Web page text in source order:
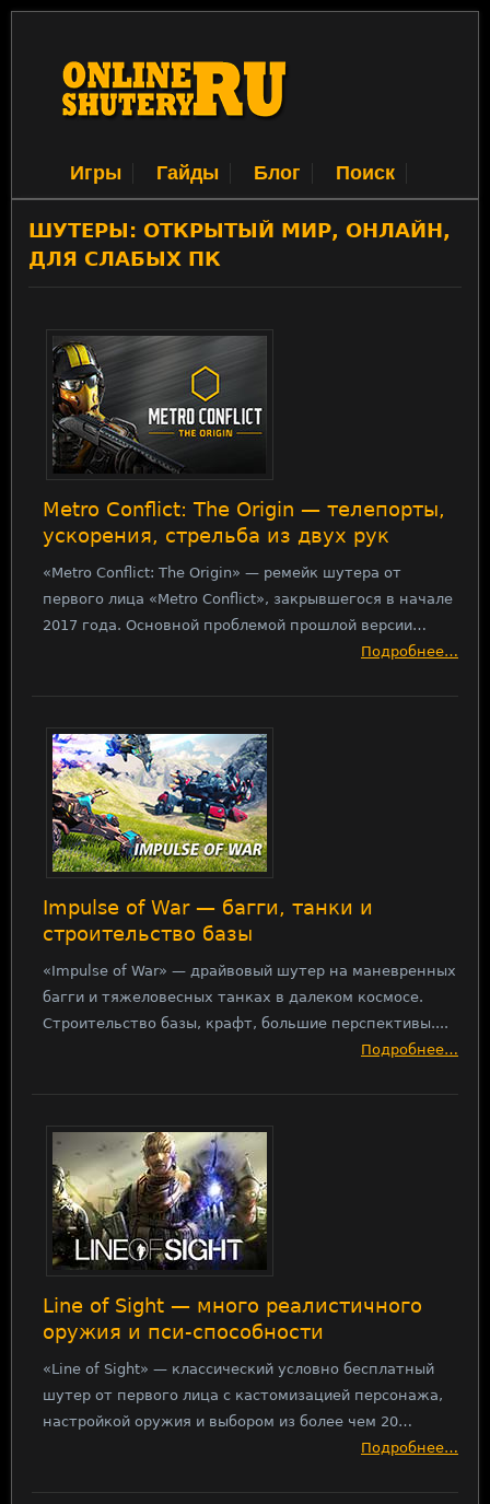
Игры Гайды Блог Поиск
ШУТЕРЫ: ОТКРЫТЫЙ МИР, ОНЛАЙН,
ДЛЯ СЛАБЫХ ПК
Metro Conflict: The Origin — телепорты,
ускорения, стрельба из двух рук
«Metro Conflict: The Origin» — ремейк шутера от
первого лица «Metro Conflict», закрывшегося в начале
2017 года. Основной проблемой прошлой версии…
Подробнее…
Impulse of War — багги, танки и
строительство базы
«Impulse of War» — драйвовый шутер на маневренных
багги и тяжеловесных танках в далеком космосе.
Строительство базы, крафт, большие перспективы....
Подробнее…
Line of Sight — много реалистичного
оружия и пси-способности
«Line of Sight» — классический условно бесплатный
шутер от первого лица с кастомизацией персонажа,
настройкой оружия и выбором из более чем 20…
Подробнее…